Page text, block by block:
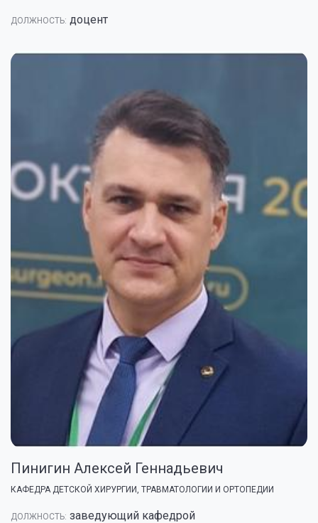
ДОЛЖНОСТЬ: доцент
Пинигин Алексей Геннадьевич
КАФЕДРА ДЕТСКОЙ ХИРУРГИИ, ТРАВМАТОЛОГИИ И ОРТОПЕДИИ
ДОЛЖНОСТЬ: заведующий кафедрой